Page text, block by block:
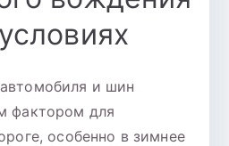
и шин
фактором для
особенно в зимнее